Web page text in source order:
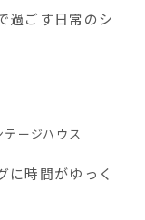
過ごす日常のシ
に時間がゆっく